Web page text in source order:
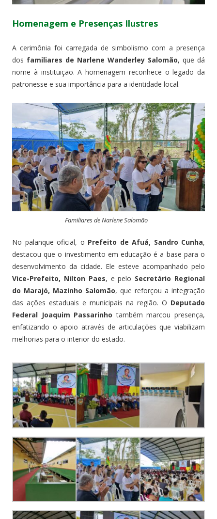
Homenagem e Presenças Ilustres
A cerimônia foi carregada de simbolismo com a presença
dos familiares de Narlene Wanderley Salomão, que dá
nome à instituição. A homenagem reconhece o legado da
patronesse e sua importância para a identidade local.
Familiares de Narlene Salomão
No palanque oficial, o Prefeito de Afuá, Sandro Cunha,
destacou que o investimento em educação é a base para o
desenvolvimento da cidade. Ele esteve acompanhado pelo
Vice-Prefeito, Nilton Paes, e pelo Secretário Regional
do Marajó, Mazinho Salomão, que reforçou a integração
das ações estaduais e municipais na região. O Deputado
Federal Joaquim Passarinho também marcou presença,
enfatizando o apoio através de articulações que viabilizam
melhorias para o interior do estado.